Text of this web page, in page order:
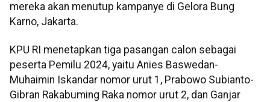
mereka akan menutup kampanye di Gelora Bung
Karno, Jakarta.
KPU RI menetapkan tiga pasangan calon sebagai
peserta Pemilu 2024, yaitu Anies Baswedan-
Muhaimin Iskandar nomor urut 1, Prabowo Subianto-
Gibran Rakabuming Raka nomor urut 2, dan Ganjar